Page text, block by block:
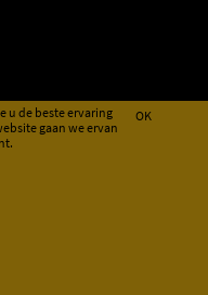
u de beste ervaring
gaan we ervan
OK